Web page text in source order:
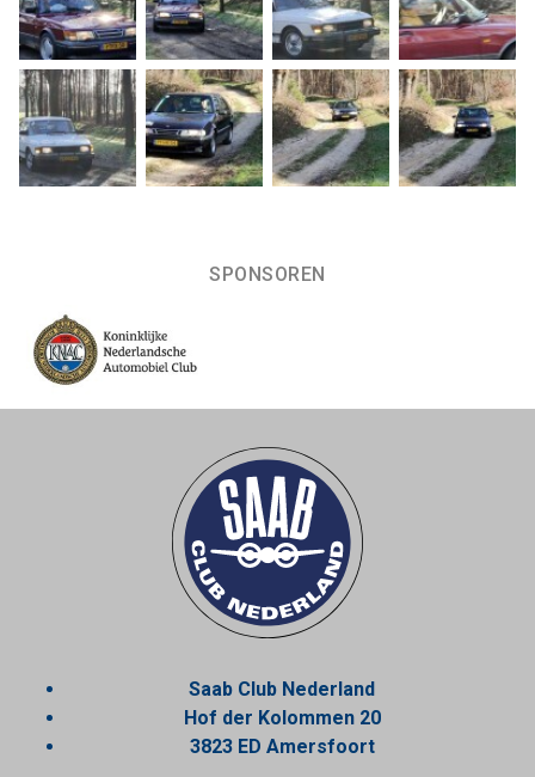
SPONSOREN
Saab Club Nederland
Hof der Kolommen 20
3823 ED Amersfoort